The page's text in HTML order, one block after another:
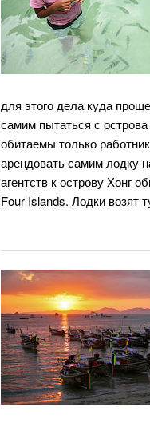
для этого дела куда
самим пытаться с
обитаемы только
арендовать самим лодку
агентств к острову Хонг
Four Islands. Лодки возят